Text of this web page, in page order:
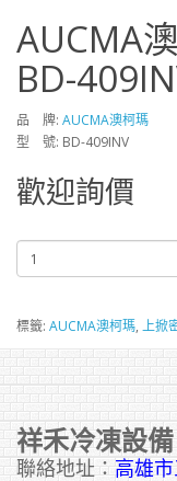
AUCMA
BD-
品 牌: AUCMA澳柯瑪
型 號: BD-409INV
歡迎詢價
標籤: AUCMA澳柯瑪, 上掀
祥禾冷凍設
聯絡地址： 高雄